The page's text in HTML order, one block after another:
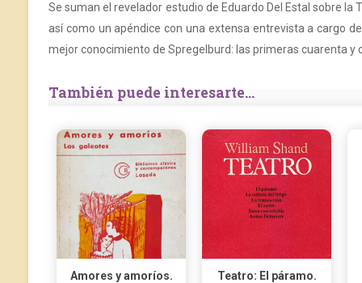
Se suman el revelador estudio de Eduardo Del Estal sobre
así como un apéndice con una extensa entrevista a cargo
mejor conocimiento de Spregelburd: las primeras cuarenta y
También puede interesarte...
Amores y amoríos.
Teatro: El páramo.